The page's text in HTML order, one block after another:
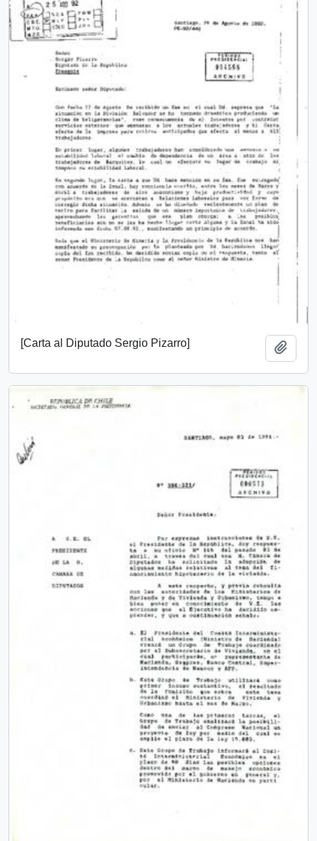
[Carta al Diputado Sergio Pizarro]